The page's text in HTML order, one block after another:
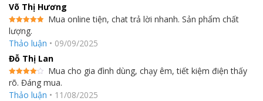
– Cảnh báo mặt bếp nóng, giảm thiểu khả năng rủi ro bị bỏng.
– Chức năng tự nhận diện nồi chảo.
– Bếp từ Bosch sẽ tự động tắt khi không sử dụng và quá nhiệt,
phòng tránh nguy cơ cháy nổ, hỏa hoạn.
Võ Thị Hương
Được xếp
hạng55
sao
Mua online tiện, chat trả lời nhanh. Sản phẩm chất
lượng.
Thảo luận • 09/09/2025
Đỗ Thị Lan
Được
xếp hạng
45 sao
Mua cho gia đình dùng, chạy êm, tiết kiệm điện thấy
rõ. Đáng mua.
Thảo luận • 11/08/2025